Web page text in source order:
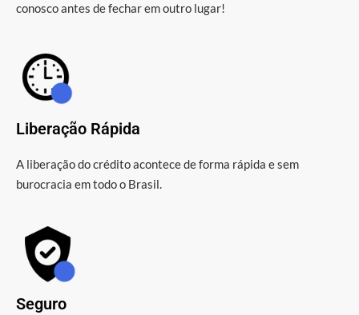
conosco antes de fechar em outro lugar!
Liberação Rápida
A liberação do crédito acontece de forma rápida e sem
burocracia em todo o Brasil.
Seguro